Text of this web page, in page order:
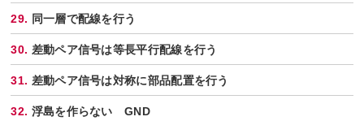
同一層で配線を行う
差動ペア信号は等長平行配線を行う
差動ペア信号は対称に部品配置を行う
浮島を作らない GND